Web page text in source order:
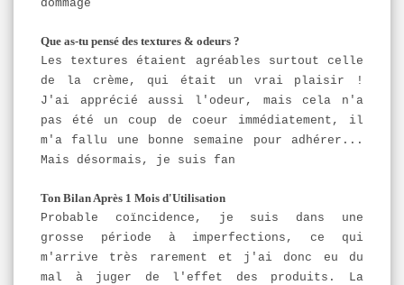
dommage
Que as-tu pensé des textures & odeurs ?
Les textures étaient agréables surtout celle
de la crème, qui était un vrai plaisir !
J'ai apprécié aussi l'odeur, mais cela n'a
pas été un coup de coeur immédiatement, il
m'a fallu une bonne semaine pour adhérer...
Mais désormais, je suis fan
Ton Bilan Après 1 Mois d'Utilisation
Probable coïncidence, je suis dans une
grosse période à imperfections, ce qui
m'arrive très rarement et j'ai donc eu du
mal à juger de l'effet des produits. La